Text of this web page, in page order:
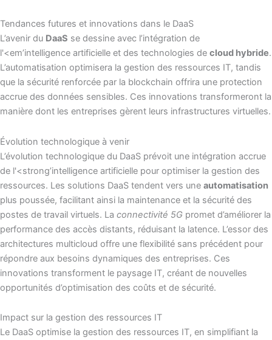
Tendances futures et innovations dans le DaaS
L’avenir du DaaS se dessine avec l’intégration de
l'<em’intelligence artificielle et des technologies de cloud hybride.
L’automatisation optimisera la gestion des ressources IT, tandis
que la sécurité renforcée par la blockchain offrira une protection
accrue des données sensibles. Ces innovations transformeront la
manière dont les entreprises gèrent leurs infrastructures virtuelles.
Évolution technologique à venir
L’évolution technologique du DaaS prévoit une intégration accrue
de l'<strong’intelligence artificielle pour optimiser la gestion des
ressources. Les solutions DaaS tendent vers une automatisation
plus poussée, facilitant ainsi la maintenance et la sécurité des
postes de travail virtuels. La connectivité 5G promet d’améliorer la
performance des accès distants, réduisant la latence. L’essor des
architectures multicloud offre une flexibilité sans précédent pour
répondre aux besoins dynamiques des entreprises. Ces
innovations transforment le paysage IT, créant de nouvelles
opportunités d’optimisation des coûts et de sécurité.
Impact sur la gestion des ressources IT
Le DaaS optimise la gestion des ressources IT, en simplifiant la